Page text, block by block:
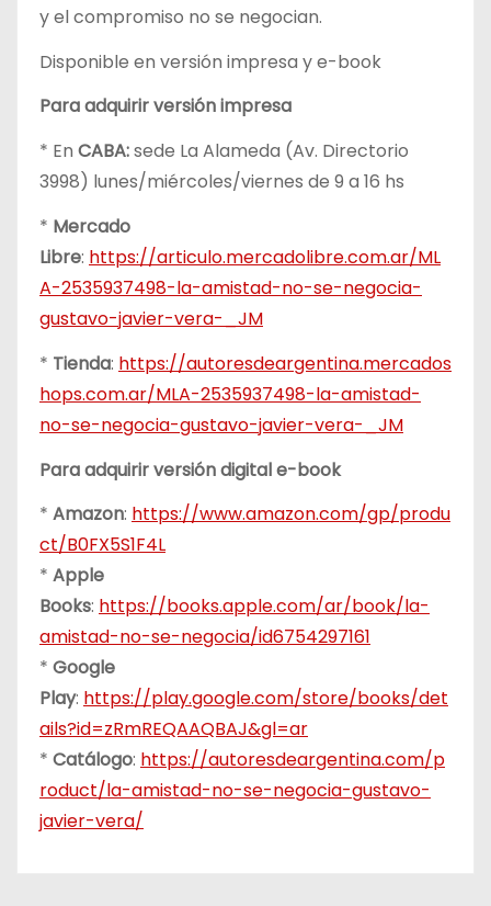
y el compromiso no se negocian.
Disponible en versión impresa y e-book
Para adquirir versión impresa
* En CABA:sede La Alameda (Av. Directorio
3998) lunes/miércoles/viernes de 9 a 16 hs
* Mercado
Libre: https://articulo.mercadolibre.com.ar/ML
A-2535937498-la-amistad-no-se-negocia-
gustavo-javier-vera-_JM
* Tienda: https://autoresdeargentina.mercados
hops.com.ar/MLA-2535937498-la-amistad-
no-se-negocia-gustavo-javier-vera-_JM
Para adquirir versión digital e-book
* Amazon: https://www.amazon.com/gp/produ
ct/B0FX5S1F4L
* Apple
Books: https://books.apple.com/ar/book/la-
amistad-no-se-negocia/id6754297161
* Google
Play: https://play.google.com/store/books/det
ails?id=zRmREQAAQBAJ&gl=ar
* Catálogo: https://autoresdeargentina.com/p
roduct/la-amistad-no-se-negocia-gustavo-
javier-vera/